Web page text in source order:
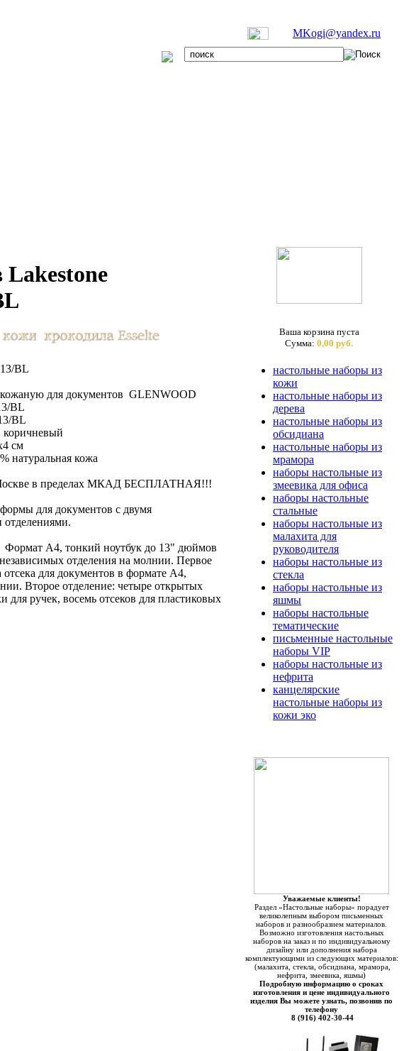
MKogi@yandex.ru
BL
для документов GLENWOOD
BL
BL
см
натуральная кожа
в пределах МКАД БЕСПЛАТНАЯ!!!
для документов с двумя
А4, тонкий ноутбук до 13" дюймов
отделения на молнии. Первое
отсека для документов в формате А4,
Второе отделение: четыре открытых
для ручек, восемь отсеков для пластиковых
Ваша корзина пуста
Сумма: 0,00 руб.
настольные наборы из
кожи
настольные наборы из
дерева
настольные наборы из
обсидиана
настольные наборы из
мрамора
наборы настольные из
змеевика для офиса
наборы настольные
стальные
наборы настольные из
малахита для
руководителя
наборы настольные из
стекла
наборы настольные из
яшмы
наборы настольные
тематические
письменные настольные
наборы VIP
наборы настольные из
нефрита
канцелярские
настольные наборы из
кожи эко
Уважаемые клиенты!
Раздел «Настольные наборы» порадует
великолепным выбором письменных
наборов и разнообразием материалов.
Возможно изготовления настольных
наборов на заказ и по индивидуальному
дизайну или дополнения набора
комплектующими из следующих материалов:
(малахита, стекла, обсидиана, мрамора,
нефрита, змеевика, яшмы)
Подробную информацию о сроках
изготовления и цене индивидуального
изделия Вы можете узнать, позвонив по
телефону
8 (916) 402-30-44